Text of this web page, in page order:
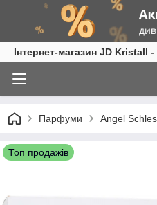
Інтернет-магазин JD
Парфуми Angel
Топ продажів